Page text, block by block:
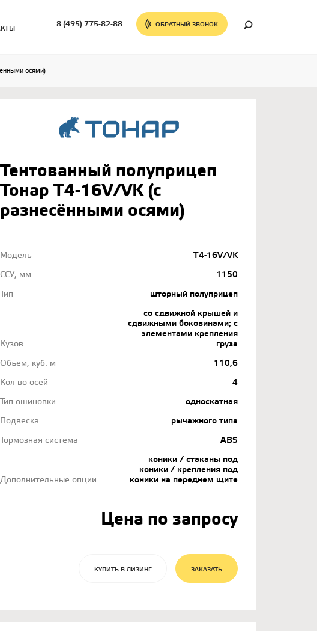
8 (495) 775-82-88 ОБРАТНЫЙ ЗВОНОК
осями)
Тентованный полуприцеп
Тонар T4-16V/VK (с
разнесёнными осями)
Модель
T4-16V/VK
ССУ, мм
1150
Тип
шторный полуприцеп
Кузов
со сдвижной крышей и
сдвижными боковинами; с
элементами крепления
груза
Объем, куб. м
110,6
Кол-во осей
4
Тип ошиновки
односкатная
Подвеска
рычажного типа
Тормозная система
ABS
Дополнительные опции
коники / стаканы под
коники / крепления под
коники на переднем щите
Цена по запросу
КУПИТЬ В ЛИЗИНГ ЗАКАЗАТЬ